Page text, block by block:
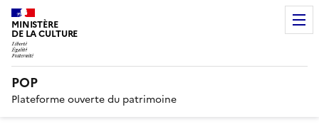
MINISTÈRE
DE LA CULTURE
POP
Plateforme ouverte du patrimoine